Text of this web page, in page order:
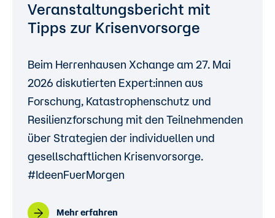
Veranstaltungsbericht mit
Tipps zur Krisenvorsorge
Beim Herrenhausen Xchange am 27. Mai
2026 diskutierten Expert:innen aus
Forschung, Katastrophenschutz und
Resilienzforschung mit den Teilnehmenden
über Strategien der individuellen und
gesellschaftlichen Krisenvorsorge.
#IdeenFuerMorgen
Mehr erfahren